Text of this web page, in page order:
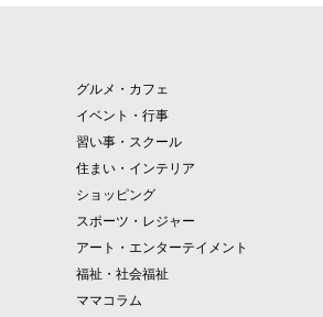
グルメ・カフェ
イベント・行事
習い事・スクール
住まい・インテリア
ショッピング
スポーツ・レジャー
アート・エンターテイメント
福祉・社会福祉
ママコラム